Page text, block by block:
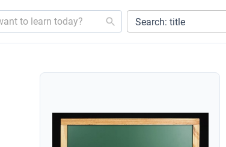
Search: title